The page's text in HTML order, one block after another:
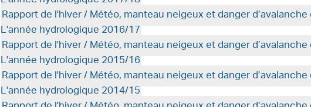
Rapport de l'hiver / Météo, manteau neigeux et danger
L'année hydrologique 2016/17
Rapport de l'hiver / Météo, manteau neigeux et danger
L'année hydrologique 2015/16
Rapport de l'hiver / Météo, manteau neigeux et danger
L'année hydrologique 2014/15